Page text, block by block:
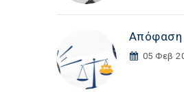
Απόφαση
05 Φεβ